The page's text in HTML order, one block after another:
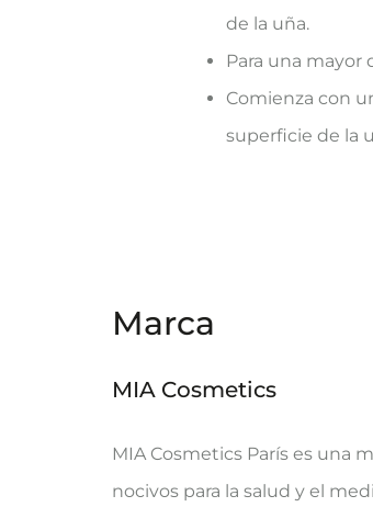
de la uña.
Para una mayor
Comienza con
superficie de la
Marca
MIA Cosmetics
MIA Cosmetics París es una
nocivos para la salud y el